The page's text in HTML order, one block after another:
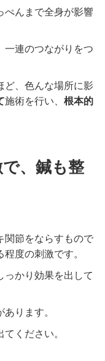
ぺんまで全身が影響
一連のつながりをつ
ど、色んな場所に影
施術を行い、根本的
、鍼も整
関節をならすもので
度の刺激です。
っかり効果を出して
ります。
ください。